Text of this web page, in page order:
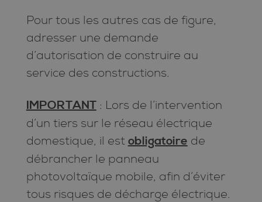
Pour tous les autres cas de figure,
adresser une demande
d’autorisation de construire au
service des constructions.
IMPORTANT: Lors de l’intervention
d’un tiers sur le réseau électrique
domestique, il est obligatoire de
débrancher le panneau
photovoltaïque mobile, afin d’éviter
tous risques de décharge électrique.